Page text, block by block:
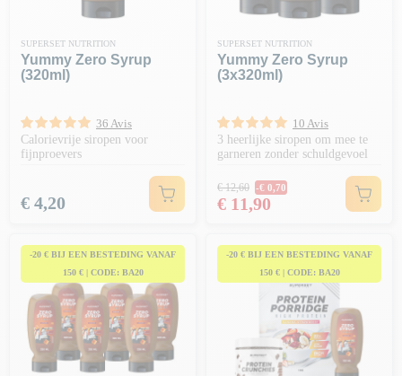
SUPERSET NUTRITION
Yummy Zero Syrup
(320ml)
36 Avis
Calorievrije siropen voor
fijnproevers
Prijs
€ 4,20
SUPERSET NUTRITION
Yummy Zero Syrup
(3x320ml)
10 Avis
3 heerlijke siropen om mee te
garneren zonder schuldgevoel
Normale prijs
€ 12,60 -€ 0,70
Prijs
€ 11,90
-20 € BIJ EEN BESTEDING VANAF
150 € | CODE: BA20
-20 € BIJ EEN BESTEDING VANAF
150 € | CODE: BA20